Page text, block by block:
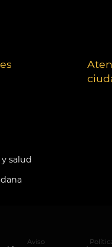
salud
Aviso